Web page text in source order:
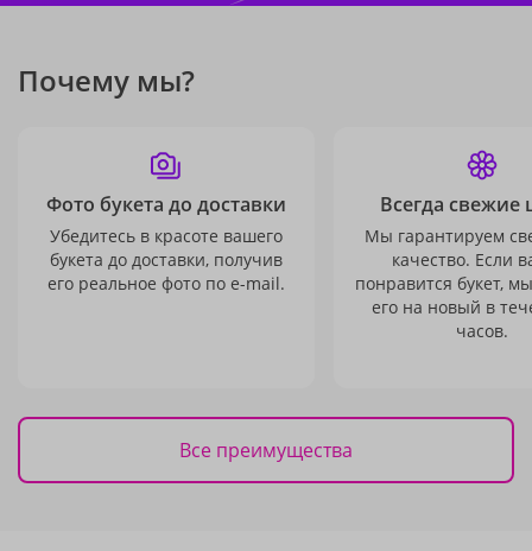
Почему мы?
Фото букета до доставки
Убедитесь в красоте вашего
букета до доставки, получив
его реальное фото по e-mail.
Всегда свежие
Мы гарантируем
качество. Если
понравится букет,
его на новый в
часов.
Все преимущества